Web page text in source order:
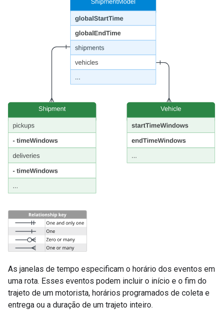
As janelas de tempo especificam o horário dos eventos em
uma rota. Esses eventos podem incluir o início e o fim do
trajeto de um motorista, horários programados de coleta e
entrega ou a duração de um trajeto inteiro.